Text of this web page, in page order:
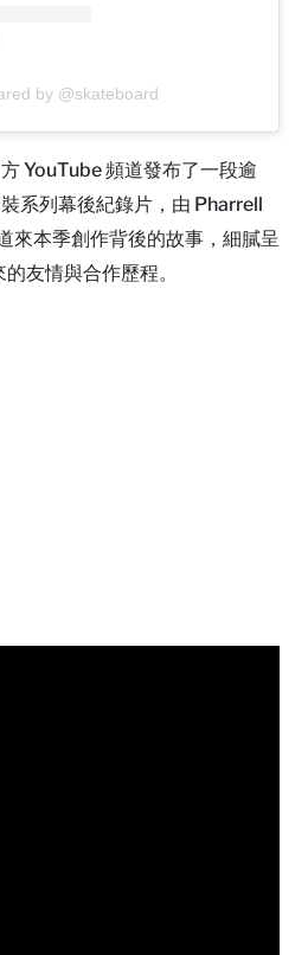
by @skateboard
YouTube 頻道發布了一段逾
系列幕後紀錄片，由 Pharrell
來本季創作背後的故事，細膩呈
友情與合作歷程。